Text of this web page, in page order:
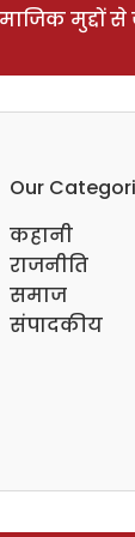
मुद्दों
Our
कहानी
राजनीति
समाज
संपादकीय